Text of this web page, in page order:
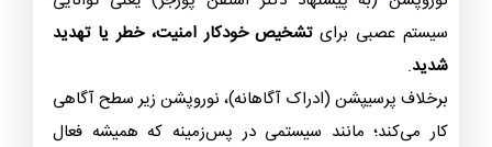
سیستم عصبی برایتشخیص خودکار امنیت، خطر یا تهدید
شدید.
برخلاف پرسیپشن (ادراک آگاهانه)، نوروپشن زیر سطح آگاهی
کار می‌کند؛ مانند سیستمی در پس‌زمینه که همیشه فعال